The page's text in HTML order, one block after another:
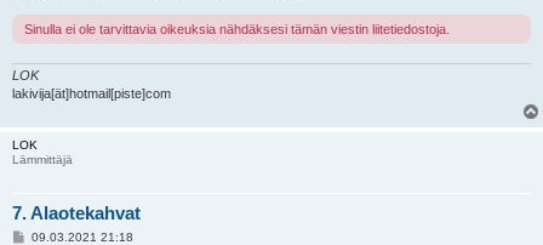
Sinulla ei ole tarvittavia oikeuksia nähdäksesi tämän viestin liitetiedostoja.
LOK
lakivija[ät]hotmail[piste]com
LOK
Lämmittäjä
7. Alaotekahvat
V09.03.2021 21:18